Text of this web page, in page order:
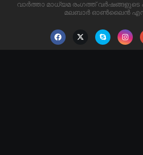
വാർത്താ മാധ്യമ രംഗത്ത് വർഷങ്ങളുടെ
മലബാർ ഓൺലൈൻ